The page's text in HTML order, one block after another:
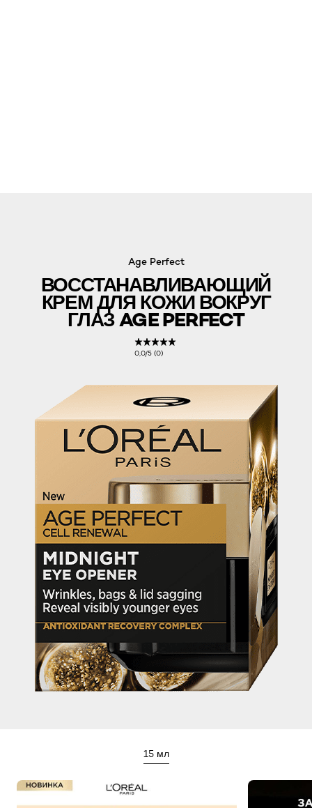
Age Perfect
ВОССТАНАВЛИВАЮЩИЙ
КРЕМ ДЛЯ КОЖИ ВОКРУГ
ГЛАЗ AGE PERFECT
0,0/5 (0)
15 мл